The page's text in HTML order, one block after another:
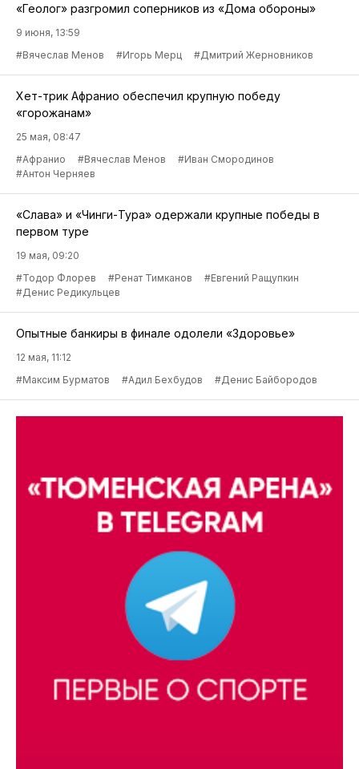
«Геолог» разгромил соперников из «Дома обороны»
9 июня, 13:59
#Вячеслав Менов
#Игорь Мерц #Дмитрий Жерновников
Хет-трик Афранио обеспечил крупную победу
«горожанам»
25 мая, 08:47
#Афранио
#Вячеслав Менов
#Иван Смородинов
#Антон Черняев
«Слава» и «Чинги-Тура» одержали крупные победы в
первом туре
19 мая, 09:20
#Тодор Флорев
#Ренат Тимканов
#Евгений Ращупкин
#Денис Редикульцев
Опытные банкиры в финале одолели «Здоровье»
12 мая, 11:12
#Максим Бурматов
#Адил Бехбудов #Денис Байбородов